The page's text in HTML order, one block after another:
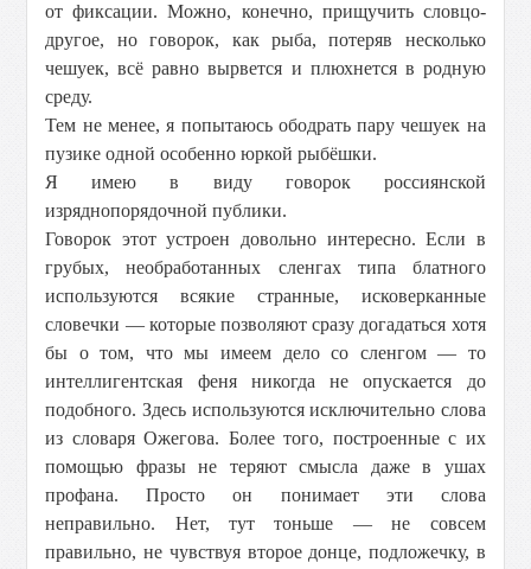
от фиксации. Можно, конечно, прищучить словцо-
другое, но говорок, как рыба, потеряв несколько
чешуек, всё равно вырвется и плюхнется в родную
среду.
Тем не менее, я попытаюсь ободрать пару чешуек на
пузике одной особенно юркой рыбёшки.
Я имею в виду говорок россиянской
изряднопорядочной публики.
Говорок этот устроен довольно интересно. Если в
грубых, необработанных сленгах типа блатного
используются всякие странные, исковерканные
словечки — которые позволяют сразу догадаться хотя
бы о том, что мы имеем дело со сленгом — то
интеллигентская феня никогда не опускается до
подобного. Здесь используются исключительно слова
из словаря Ожегова. Более того, построенные с их
помощью фразы не теряют смысла даже в ушах
профана. Просто он понимает эти слова
неправильно. Нет, тут тоньше — не совсем
правильно, не чувствуя второе донце, подложечку, в